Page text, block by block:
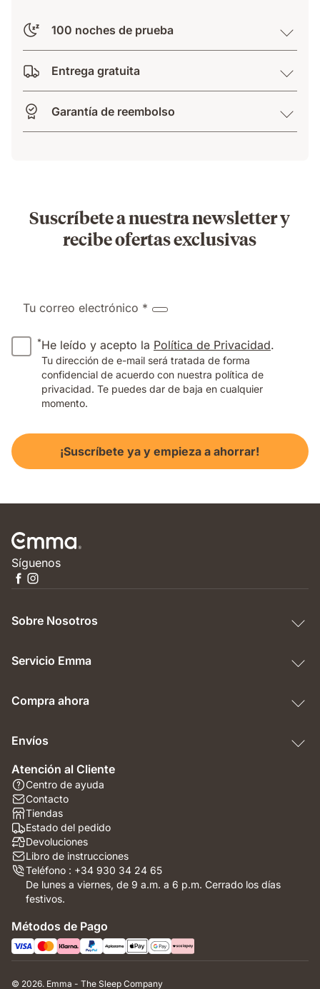
100 noches de prueba
Entrega gratuita
Garantía de reembolso
Suscríbete a nuestra newsletter y
recibe ofertas exclusivas
Tu correo electrónico *
*He leído y acepto la Política de Privacidad.
Tu dirección de e-mail será tratada de forma
confidencial de acuerdo con nuestra política de
privacidad. Te puedes dar de baja en cualquier
momento.
¡Suscríbete ya y empieza a ahorrar!
Síguenos
Sobre Nosotros
Servicio Emma
Compra ahora
Envíos
Atención al Cliente
Centro de ayuda
Contacto
Tiendas
Estado del pedido
Devoluciones
Libro de instrucciones
Teléfono : +34 930 34 24 65
De lunes a viernes, de 9 a.m. a 6 p.m. Cerrado los días
festivos.
Métodos de Pago
© 2026. Emma - The Sleep Company